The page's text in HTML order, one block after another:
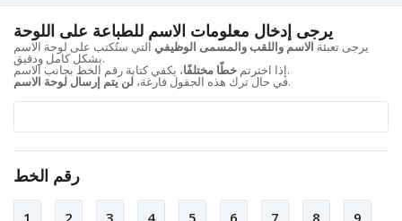
يرجى إدخال معلومات الاسم للطباعة على اللوحة
يرجى تعبئة الاسم واللقب والمسمى الوظيفي التي ستُكتب على لوحة الاسم
بشكل كامل ودقيق.
إذا اخترتم خطًا مختلفًا ، يكفي كتابة رقم الخط بجانب الاسم.
في حال ترك هذه الحقول فارغة،لن يتم إرسال لوحة الاسم .
رقم الخط
1 2 3 4 5 6 7 8 9